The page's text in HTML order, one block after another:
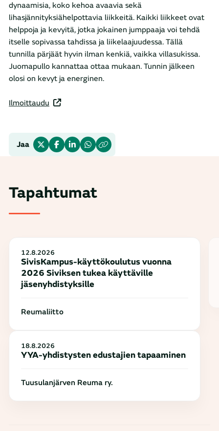
dynaamisia, koko kehoa avaavia sekä
lihasjännityksiähelpottavia liikkeitä. Kaikki liikkeet ovat
helppoja ja kevyitä, jotka jokainen jumppaaja voi tehdä
itselle sopivassa tahdissa ja liikelaajuudessa. Tällä
tunnilla pärjäät hyvin ilman kenkiä, vaikka villasukissa.
Juomapullo kannattaa ottaa mukaan. Tunnin jälkeen
olosi on kevyt ja energinen.
Ilmoittaudu
Jaa
Tapahtumat
12.8.2026
SivisKampus-käyttökoulutus vuonna
2026 Siviksen tukea käyttäville
jäsenyhdistyksille
Reumaliitto
18.8.2026
YYA-yhdistysten edustajien tapaaminen
Tuusulanjärven Reuma ry.